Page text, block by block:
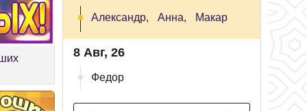
Александр, Анна, Макар
8 Авг, 26
Федор